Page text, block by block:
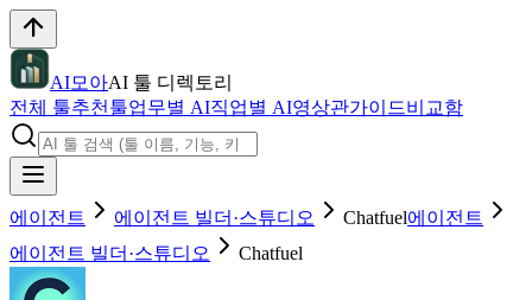
AI모아AI 툴 디렉토리
전체 툴추천툴업무별 AI직업별 AI영상관가이드비교함
에이전트 에이전트 빌더·스튜디오 Chatfuel에이전트
에이전트 빌더·스튜디오
Chatfuel